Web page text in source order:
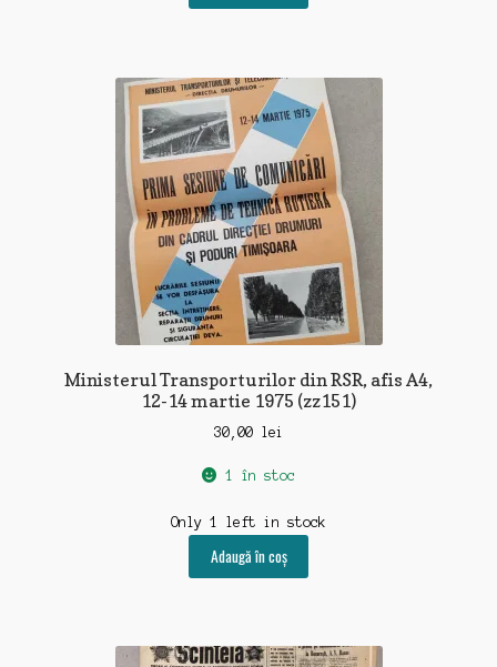
Ministerul Transporturilor din RSR, afis A4,
12-14 martie 1975 (zz151)
30,00 lei
1 în stoc
Only 1 left in stock
Adaugă în coș